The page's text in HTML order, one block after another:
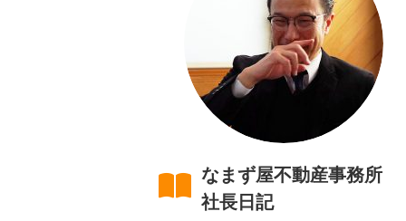
なまず屋不動産事務所
社長日記